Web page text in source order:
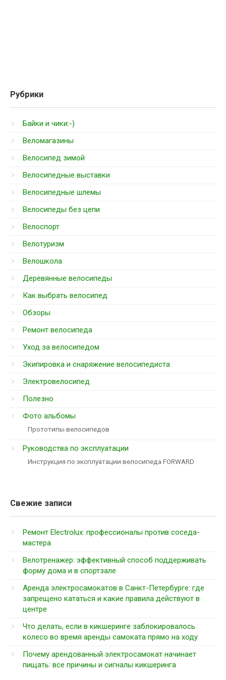
Рубрики
Байки и чики:-)
Веломагазины
Велосипед зимой
Велосипедные выставки
Велосипедные шлемы
Велосипеды без цепи
Велоспорт
Велотуризм
Велошкола
Деревянные велосипеды
Как выбрать велосипед
Обзоры
Ремонт велосипеда
Уход за велосипедом
Экипировка и снаряжение велосипедиста
Электровелосипед
Полезно
Фото альбомы
Прототипы велосипедов
Руководства по эксплуатации
Инструкция по эксплуатации велосипеда FORWARD
Свежие записи
Ремонт Electrolux: профессионалы против соседа-
мастера
Велотренажер: эффективный способ поддерживать
форму дома и в спортзале
Аренда электросамокатов в Санкт-Петербурге: где
запрещено кататься и какие правила действуют в
центре
Что делать, если в кикшеринге заблокировалось
колесо во время аренды самоката прямо на ходу
Почему арендованный электросамокат начинает
пищать: все причины и сигналы кикшеринга